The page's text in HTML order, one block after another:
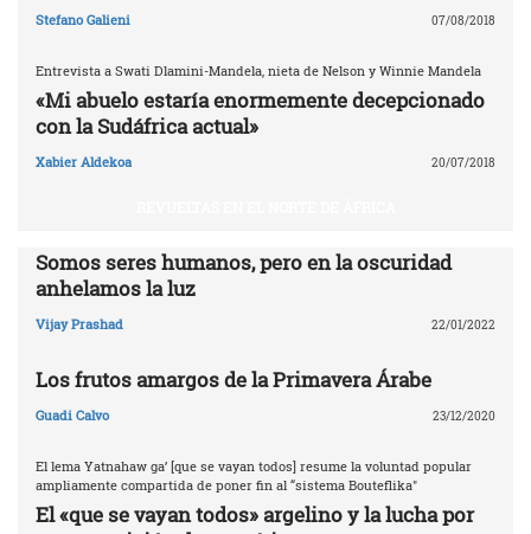
Stefano Galieni 07/08/2018
Entrevista a Swati Dlamini-Mandela, nieta de Nelson y Winnie Mandela
«Mi abuelo estaría enormemente decepcionado
con la Sudáfrica actual»
Xabier Aldekoa 20/07/2018
Somos seres humanos, pero en la oscuridad
anhelamos la luz
Vijay Prashad 22/01/2022
Los frutos amargos de la Primavera Árabe
Guadi Calvo 23/12/2020
El lema Yatnahaw ga’ [que se vayan todos] resume la voluntad popular
ampliamente compartida de poner fin al “sistema Bouteflika"
El «que se vayan todos» argelino y la lucha por